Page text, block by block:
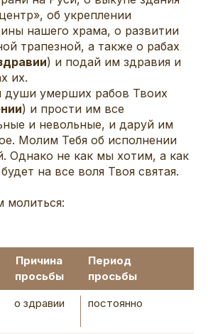
об укреплении
нашего храма, о развитии
трапезной, а также о рабах
) и подай им здравия и
их.
души умерших рабов Твоих
) и прости им все
и невольные, и даруй им
Молим Тебя об исполнении
Однако не как мы хотим, а как
на все воля Твоя святая.
молиться:
Причина
просьбы
Период
просьбы
о здравии постоянно